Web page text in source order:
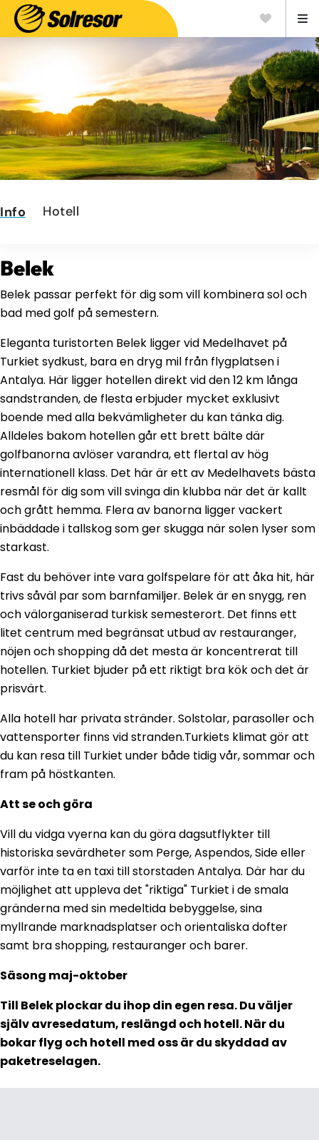
Info Hotell
Belek
Belek passar perfekt för dig som vill kombinera sol och
bad med golf på semestern.
Eleganta turistorten Belek ligger vid Medelhavet på
Turkiet sydkust, bara en dryg mil från flygplatsen i
Antalya. Här ligger hotellen direkt vid den 12 km långa
sandstranden, de flesta erbjuder mycket exklusivt
boende med alla bekvämligheter du kan tänka dig.
Alldeles bakom hotellen går ett brett bälte där
golfbanorna avlöser varandra, ett flertal av hög
internationell klass. Det här är ett av Medelhavets bästa
resmål för dig som vill svinga din klubba när det är kallt
och grått hemma. Flera av banorna ligger vackert
inbäddade i tallskog som ger skugga när solen lyser som
starkast.
Fast du behöver inte vara golfspelare för att åka hit, här
trivs såväl par som barnfamiljer. Belek är en snygg, ren
och välorganiserad turkisk semesterort. Det finns ett
litet centrum med begränsat utbud av restauranger,
nöjen och shopping då det mesta är koncentrerat till
hotellen. Turkiet bjuder på ett riktigt bra kök och det är
prisvärt.
Alla hotell har privata stränder. Solstolar, parasoller och
vattensporter finns vid stranden.Turkiets klimat gör att
du kan resa till Turkiet under både tidig vår, sommar och
fram på höstkanten.
Att se och göra
Vill du vidga vyerna kan du göra dagsutflykter till
historiska sevärdheter som Perge, Aspendos, Side eller
varför inte ta en taxi till storstaden Antalya. Där har du
möjlighet att uppleva det "riktiga" Turkiet i de smala
gränderna med sin medeltida bebyggelse, sina
myllrande marknadsplatser och orientaliska dofter
samt bra shopping, restauranger och barer.
Säsong maj-oktober
Till Belek plockar du ihop din egen resa. Du väljer
själv avresedatum, reslängd och hotell. När du
bokar flyg och hotell med oss är du skyddad av
paketreselagen.